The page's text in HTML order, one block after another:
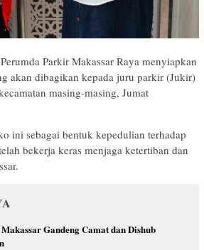
Parkir Makassar Raya menyiapkan
akan dibagikan kepada juru parkir (Jukir)
masing-masing, Jumat
ini sebagai bentuk kepedulian terhadap
bekerja keras menjaga ketertiban dan
Gandeng Camat dan Dishub